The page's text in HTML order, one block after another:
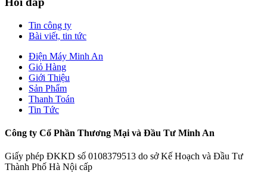
Tin công ty
Bài viết, tin tức
Điện Máy Minh An
Giỏ Hàng
Giới Thiệu
Sản Phẩm
Thanh Toán
Tin Tức
Công ty Cổ Phần Thương Mại và Đầu Tư Minh An
Giấy phép ĐKKD số 0108379513 do sở Kế Hoạch và Đầu Tư
Thành Phố Hà Nội cấp